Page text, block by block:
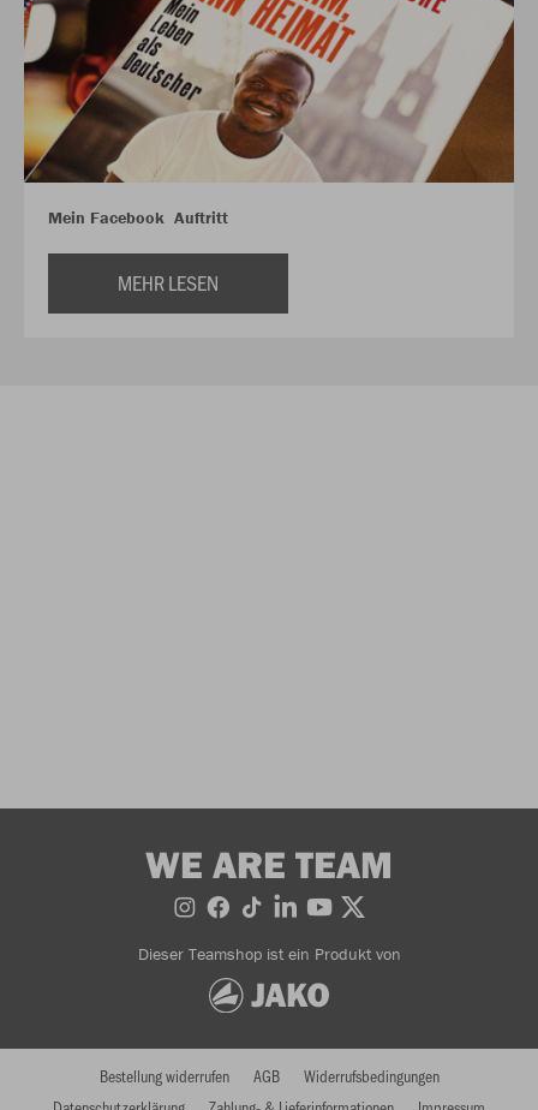
Mein Facebook Auftritt
MEHR LESEN
WE ARE TEAM
Dieser Teamshop ist ein Produkt von
Bestellung widerrufen AGB
Widerrufsbedingungen